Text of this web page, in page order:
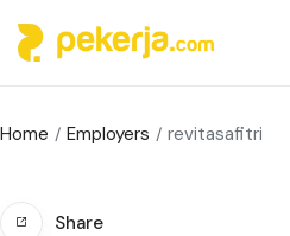
Home Employers revitasafitri
Share